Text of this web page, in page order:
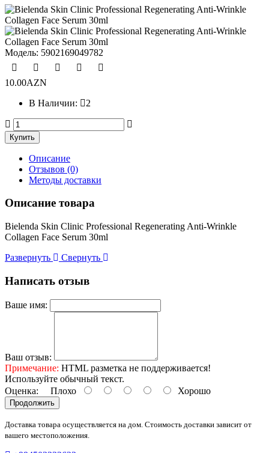
Модель: 5902169049782
10.00AZN
В Наличии:
2
Описание
Отзывов (0)
Методы доставки
Описание товара
Bielenda Skin Clinic Professional Regenerating Anti-Wrinkle
Collagen Face Serum 30ml
Развернуть
Свернуть
Написать отзыв
Ваше имя:
Ваш отзыв:
Примечание: HTML разметка не поддерживается!
Используйте обычный текст.
Оценка: Плохо Хорошо
Продолжить
Доставка товара осуществляется на дом. Стоимость доставки зависит от
вашего местоположения.